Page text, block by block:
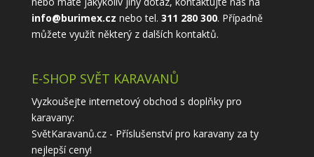
info@burimex.cz nebo tel. 311 280 300. Případně
můžete využít některý z dalších kontaktů.
E-SHOP SVĚT KARAVANŮ
Vyzkoušejte internetový obchod s doplňky pro
karavany:
SvětKaravanů.cz - Příslušenství pro karavanyza ty
nejlepší ceny!